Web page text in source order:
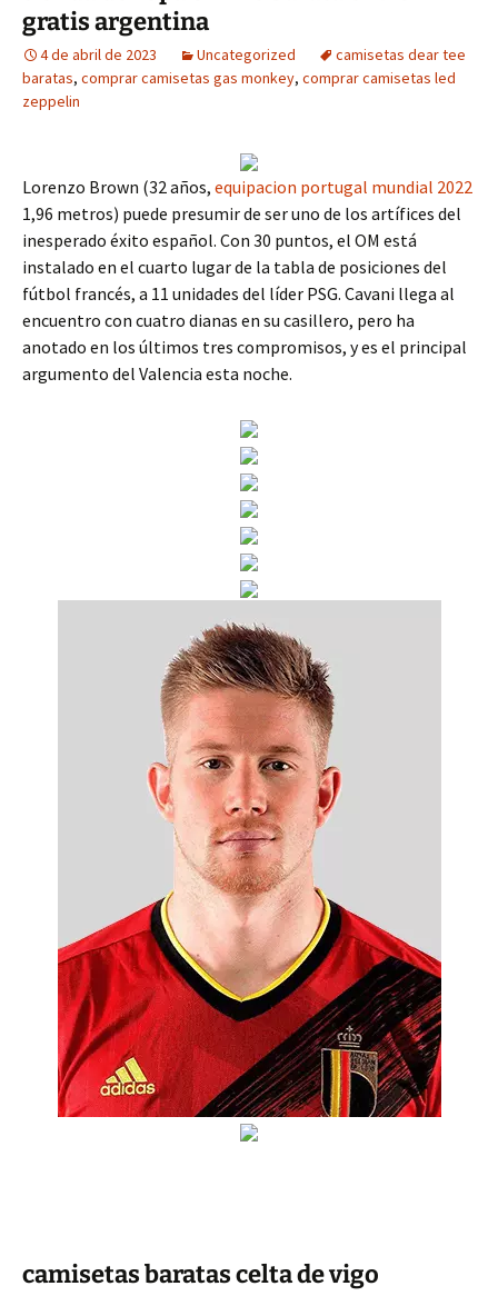
gratis argentina
4 de abril de 2023 Uncategorized
camisetas dear tee
baratas, comprar camisetas gas monkey, comprar camisetas led
zeppelin
Lorenzo Brown (32 años, equipacion portugal mundial 2022
1,96 metros) puede presumir de ser uno de los artífices del
inesperado éxito español. Con 30 puntos, el OM está
instalado en el cuarto lugar de la tabla de posiciones del
fútbol francés, a 11 unidades del líder PSG. Cavani llega al
encuentro con cuatro dianas en su casillero, pero ha
anotado en los últimos tres compromisos, y es el principal
argumento del Valencia esta noche.
camisetas baratas celta de vigo